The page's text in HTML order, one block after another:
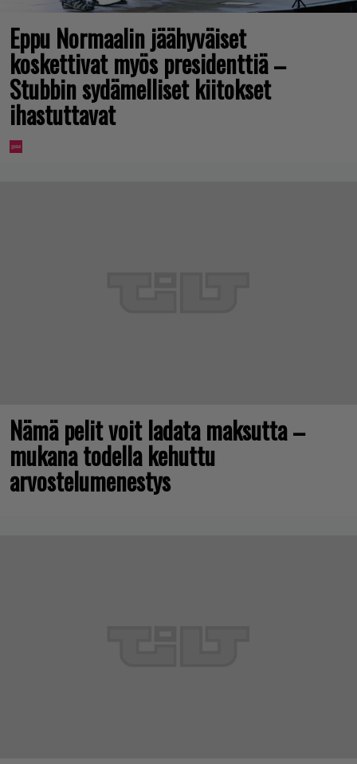
Eppu Normaalin jäähyväiset
koskettivat myös presidenttiä –
Stubbin sydämelliset kiitokset
ihastuttavat
Nämä pelit voit ladata maksutta –
mukana todella kehuttu
arvostelumenestys